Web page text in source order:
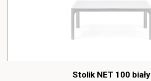
Stolik NET 100 biały